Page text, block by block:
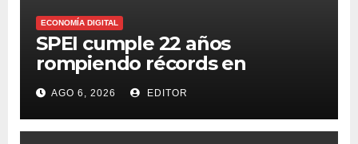
ECONOMÍA DIGITAL
SPEI cumple 22 años
rompiendo récords en
transferencias y adopción
AGO 6, 2026 EDITOR